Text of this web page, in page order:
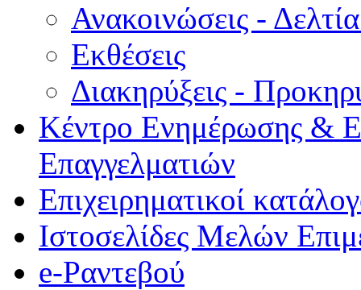
Ανακοινώσεις -
Εκθέσεις
Διακηρύξεις -
Κέντρο Ενημέρωσης &
Επαγγελματιών
Επιχειρηματικοί
Ιστοσελίδες Μελών
e-Ραντεβού